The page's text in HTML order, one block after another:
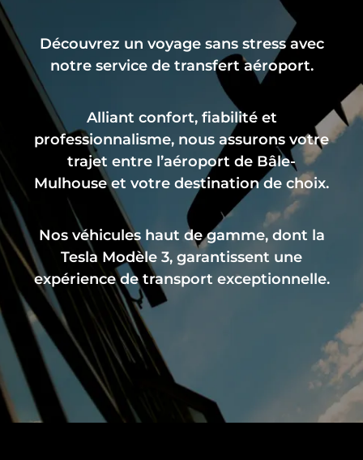
Découvrez un voyage sans stress avec
notre service de transfert aéroport.
Alliant confort, fiabilité et
professionnalisme, nous assurons votre
trajet entre l’aéroport de Bâle-
Mulhouse et votre destination de choix.
Nos véhicules haut de gamme, dont la
Tesla Modèle 3, garantissent une
expérience de transport exceptionnelle.